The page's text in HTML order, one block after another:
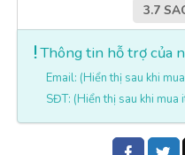
3.7
Thông tin hỗ trợ của
Email: (Hiển thị sau khi
SĐT: (Hiển thị sau khi mua